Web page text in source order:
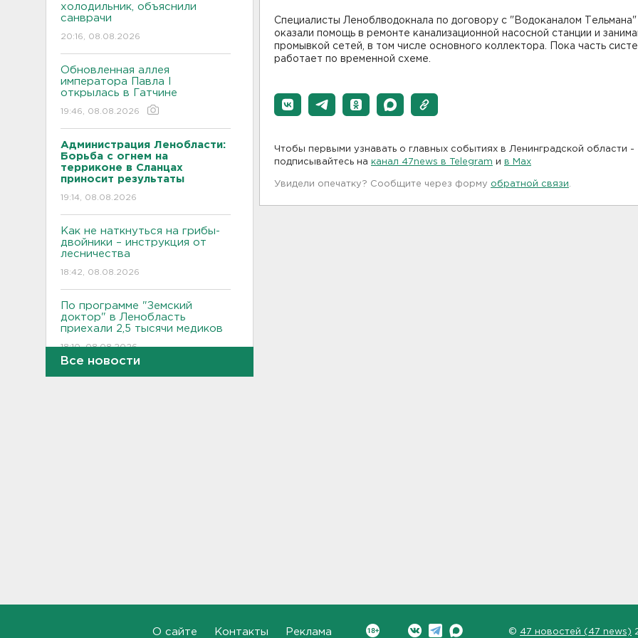
холодильник, объяснили
санврачи
20:16, 08.08.2026
Обновленная аллея
императора Павла I
открылась в Гатчине
19:46, 08.08.2026
Администрация Ленобласти:
Борьба с огнем на
терриконе в Сланцах
приносит результаты
19:14, 08.08.2026
Как не наткнуться на грибы-
двойники – инструкция от
лесничества
18:42, 08.08.2026
По программе "Земский
доктор" в Ленобласть
приехали 2,5 тысячи медиков
18:10, 08.08.2026
лекарства. Какие законы
Все новости
Специалисты Леноблводокнала по договору с "Водоканалом Тельмана"
оказали помощь в ремонте канализационной насосной станции и
промывкой сетей, в том числе основного коллектора. Пока часть
работает по временной схеме.
Чтобы первыми узнавать о главных событиях в Ленинградской области -
подписывайтесь на канал 47news в Telegram и в Maх
Увидели опечатку? Сообщите через форму обратной связи
О сайте Контакты Реклама © 47 новостей (47 news)